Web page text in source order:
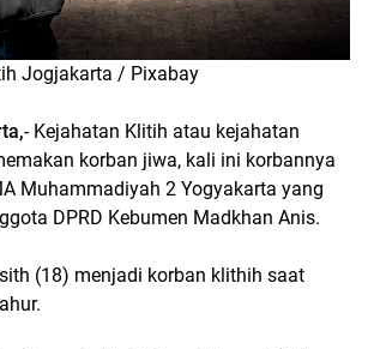
Jogjakarta / Pixabay
- Kejahatan Klitih atau kejahatan
korban jiwa, kali ini korbannya
Muhammadiyah 2 Yogyakarta yang
DPRD Kebumen Madkhan Anis.
(18) menjadi korban klithih saat